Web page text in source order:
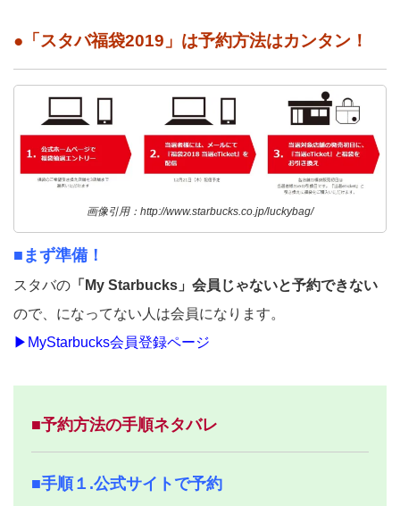
●「スタバ福袋2019」は予約方法はカンタン！
画像引用：http://www.starbucks.co.jp/luckybag/
■まず準備！
スタバの 「My Starbucks」会員じゃないと予約できない
ので、になってない人は会員になります。
▶MyStarbucks会員登録ページ
■予約方法の手順ネタバレ
■手順１.公式サイトで予約